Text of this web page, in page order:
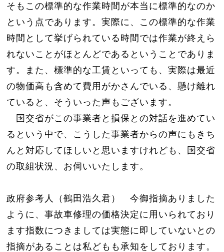
そもこの標準的な作業時間が本当に標準的なのか
という点であります。実際に、この標準的な作業
時間として挙げられている時間では作業が終えら
れないことがほとんどであるということでありま
す。また、標準的な工賃といっても、実際は最近
の物価高も含めて費用がかさんでいる、懸け離れ
ていると、そういった声もございます。
国交省がこの事業者と損保との対話を進めてい
るという中で、こうした事業者からの声にもきち
んと対応してほしいと思いますけれども、国交省
の取組状況、お伺いいたします。
政府参考人（鶴田浩久君） 今御指摘ありました
ように、事故車修理の価格決定に用いられており
ます指数につきましては実態に即していないとの
指摘があることは私どもも承知をしております。